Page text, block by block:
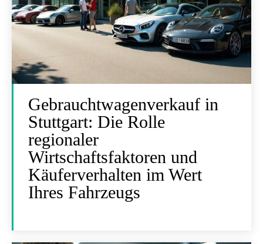
Gebrauchtwagenverkauf in
Stuttgart: Die Rolle
regionaler
Wirtschaftsfaktoren und
Käuferverhalten im Wert
Ihres Fahrzeugs